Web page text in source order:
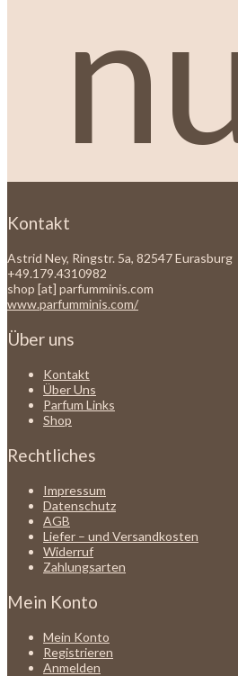
Kontakt
Astrid Ney, Ringstr. 5a, 82547 Eurasburg
+49.179.4310982
shop [at] parfumminis.com
www.parfumminis.com/
Über uns
Kontakt
Über Uns
Parfum Links
Shop
Rechtliches
Impressum
Datenschutz
AGB
Liefer – und Versandkosten
Widerruf
Zahlungsarten
Mein Konto
Mein Konto
Registrieren
Anmelden